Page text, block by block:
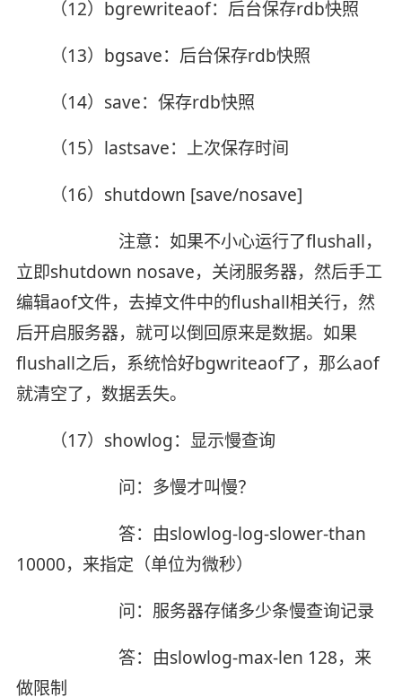
（12）bgrewriteaof：后台保存rdb快照
（13）bgsave：后台保存rdb快照
（14）save：保存rdb快照
（15）lastsave：上次保存时间
（16）shutdown [save/nosave]
注意：如果不小心运行了flushall，
立即shutdown nosave，关闭服务器，然后手工
编辑aof文件，去掉文件中的flushall相关行，然
后开启服务器，就可以倒回原来是数据。如果
flushall之后，系统恰好bgwriteaof了，那么aof
就清空了，数据丢失。
（17）showlog：显示慢查询
问：多慢才叫慢？
答：由slowlog-log-slower-than
10000，来指定（单位为微秒）
问：服务器存储多少条慢查询记录
答：由slowlog-max-len 128，来
做限制